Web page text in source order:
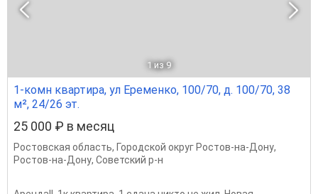
1 из 9
1-комн квартира, ул Еременко, 100/70, д. 100/70, 38
м², 24/26 эт.
25 000 ₽ в месяц
Ростовская область, Городской округ Ростов-на-Дону,
Ростов-на-Дону, Советский р-н